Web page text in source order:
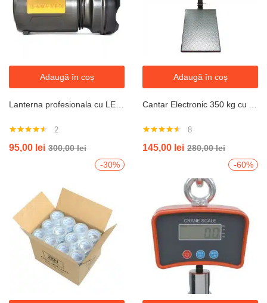
Adaugă în coș
4.50din 5
2
95,00 lei 300,00lei
Adaugă în coș
4.50din 5
8
145,00 lei 280,00lei
-30%
-60%